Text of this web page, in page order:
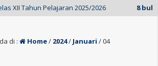
Pelajaran 2025/2026 8 bulan
di : Home/ 2024/ Januari /04